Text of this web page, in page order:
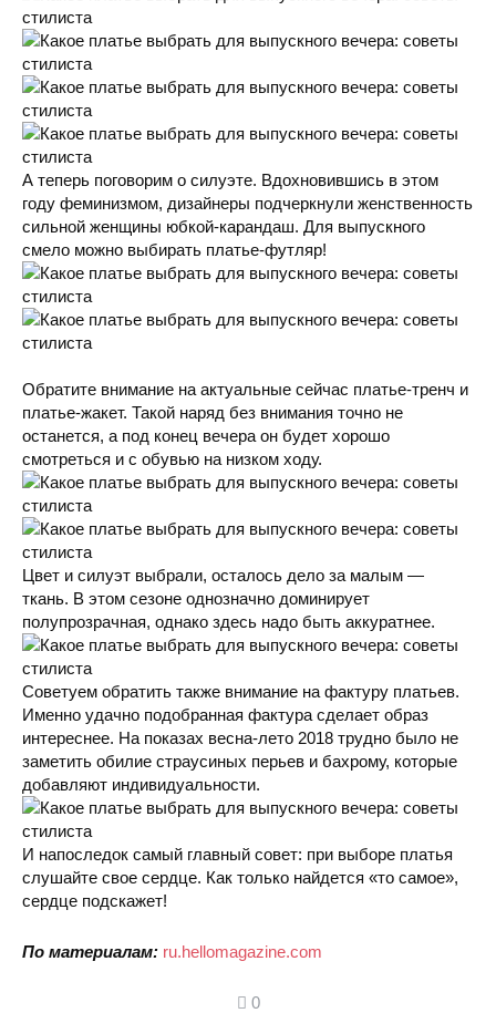
А теперь поговорим о силуэте. Вдохновившись в этом
году феминизмом, дизайнеры подчеркнули женственность
сильной женщины юбкой-карандаш. Для выпускного
смело можно выбирать платье-футляр!
Обратите внимание на актуальные сейчас платье-тренч и
платье-жакет. Такой наряд без внимания точно не
останется, а под конец вечера он будет хорошо
смотреться и с обувью на низком ходу.
Цвет и силуэт выбрали, осталось дело за малым —
ткань. В этом сезоне однозначно доминирует
полупрозрачная, однако здесь надо быть аккуратнее.
Советуем обратить также внимание на фактуру платьев.
Именно удачно подобранная фактура сделает образ
интереснее. На показах весна-лето 2018 трудно было не
заметить обилие страусиных перьев и бахрому, которые
добавляют индивидуальности.
И напоследок самый главный совет: при выборе платья
слушайте свое сердце. Как только найдется «то самое»,
сердце подскажет!
По материалам: ru.hellomagazine.com
0